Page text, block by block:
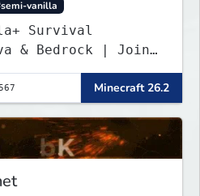
vanilla
Survival
& Bedrock | Join
Minecraft 26.2